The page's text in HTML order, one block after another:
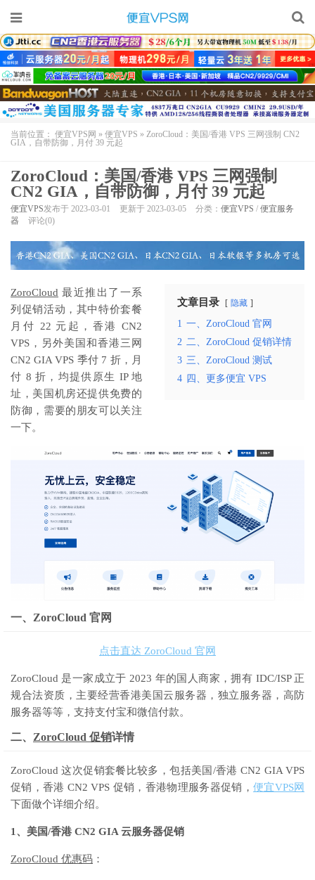
当前位置： 便宜VPS网 » 便宜VPS » ZoroCloud：美国/香港 VPS 三网强制 CN2
GIA，自带防御，月付 39 元起
ZoroCloud：美国/香港 VPS 三网强制
CN2 GIA，自带防御，月付 39 元起
便宜VPS发布于 2023-03-01 更新于 2023-03-05 分类： 便宜VPS / 便宜服务
器
评论(0)
文章目录 隐藏
1 一、ZoroCloud 官网
2 二、ZoroCloud 促销详情
3 三、ZoroCloud 测试
4 四、更多便宜 VPS
ZoroCloud 最近推出了一系
列促销活动，其中特价套餐
月付 22 元起，香港 CN2
VPS，另外美国和香港三网
CN2 GIA VPS 季付 7 折，月
付 8 折，均提供原生 IP 地
址，美国机房还提供免费的
防御，需要的朋友可以关注
一下。
一、ZoroCloud 官网
点击直达 ZoroCloud 官网
ZoroCloud 是一家成立于 2023 年的国人商家，拥有 IDC/ISP 正
规合法资质，主要经营香港美国云服务器，独立服务器，高防
服务器等等，支持支付宝和微信付款。
二、 ZoroCloud 促销详情
ZoroCloud 这次促销套餐比较多，包括美国/香港 CN2 GIA VPS
促销，香港 CN2 VPS 促销，香港物理服务器促销， 便宜VPS网
下面做个详细介绍。
1、美国/香港 CN2 GIA 云服务器促销
ZoroCloud 优惠码 ：